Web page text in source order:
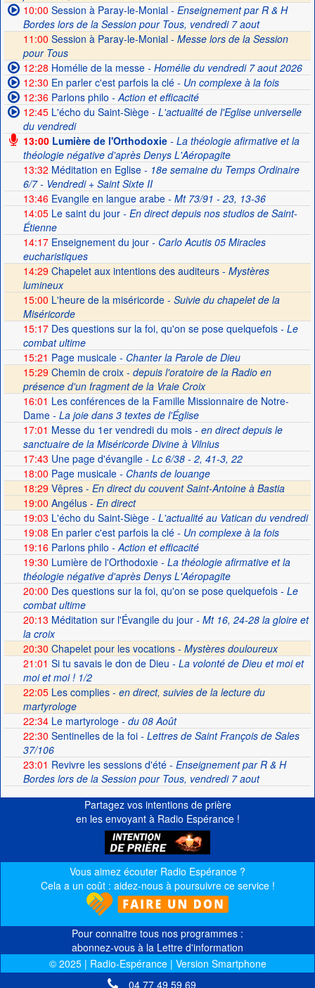
10:00 Session à Paray-le-Monial- Enseignement par R & H
Bordes lors de la Session pour Tous, vendredi 7 aout
11:00 Session à Paray-le-Monial - Messe lors de la Session
pour Tous
12:28 Homélie de la messe- Homélie du vendredi 7 aout 2026
12:30 En parler c'est parfois la clé- Un complexe à la fois
12:36Parlons philo - Action et efficacité
12:45L'écho du Saint-Siège- L'actualité de l'Eglise universelle
du vendredi
13:00Lumière de l'Orthodoxie- La théologie afirmative et la
théologie négative d'après Denys L'Aéropagite
13:32 Méditation en Eglise- 18e semaine du Temps Ordinaire
6/7 - Vendredi + Saint Sixte II
13:46Evangile en langue arabe- Mt 73/91 - 23, 13-36
14:05Le saint du jour- En direct depuis nos studios de Saint-
Étienne
14:17Enseignement du jour- Carlo Acutis 05 Miracles
eucharistiques
14:29 Chapelet aux intentions des auditeurs - Mystères
lumineux
15:00 L'heure de la miséricorde - Suivie du chapelet de la
Miséricorde
15:17Des questions sur la foi, qu'on se pose quelquefois- Le
combat ultime
15:21 Page musicale- Chanter la Parole de Dieu
15:29 Chemin de croix - depuis l'oratoire de la Radio en
présence d'un fragment de la Vraie Croix
16:01 Les conférences de la Famille Missionnaire de Notre-
Dame- La joie dans 3 textes de l'Église
17:01 Messe du 1er vendredi du mois- en direct depuis le
sanctuaire de la Miséricorde Divine à Vilnius
17:43 Une page d'évangile- Lc 6/38 - 2, 41-3, 22
18:00 Page musicale- Chants de louange
18:29 Vêpres - En direct du couvent Saint-Antoine à Bastia
19:00 Angélus - En direct
19:03 L'écho du Saint-Siège- L'actualité au Vatican du vendredi
19:08 En parler c'est parfois la clé- Un complexe à la fois
19:16Parlons philo - Action et efficacité
19:30 Lumière de l'Orthodoxie- La théologie afirmative et la
théologie négative d'après Denys L'Aéropagite
20:00 Des questions sur la foi, qu'on se pose quelquefois- Le
combat ultime
20:13 Méditation sur l'Évangile du jour- Mt 16, 24-28 la gloire et
la croix
20:30 Chapelet pour les vocations - Mystères douloureux
21:01 Si tu savais le don de Dieu - La volonté de Dieu et moi et
moi et moi ! 1/2
22:05Les complies - en direct, suivies de la lecture du
martyrologe
22:34Le martyrologe- du 08 Août
22:30 Sentinelles de la foi- Lettres de Saint François de Sales
37/106
23:01 Revivre les sessions d'été- Enseignement par R & H
Bordes lors de la Session pour Tous, vendredi 7 aout
Partagez vos intentions de prière
en les envoyant à Radio Espérance !
Vous aimez écouter Radio Espérance ?
Cela a un coût : aidez-nous à poursuivre ce service !
Pour connaitre tous nos programmes :
abonnez-vous à la Lettre d'information
© 2025 | Radio-Espérance | Version Smartphone
04 77 49 59 69